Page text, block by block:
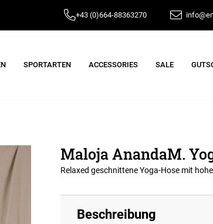
+43 (0)664-88363270
SPORTARTEN ACCESSORIES SALE
Maloja AnandaM.
Relaxed geschnittene Yoga-Hose mit
Beschreibung